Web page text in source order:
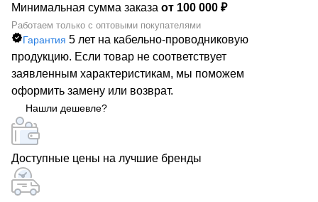
сертификаты соответствия Госстандарта. География
работы охватывает всю Россию: от Санкт-Петербурга и
Москвы до Хабаровска. РОСКАБ сотрудничает с
крупнейшими отечественными производителями
кабелей, поэтому мы готовы организовать процесс
импортозамещения западной продукции. Заказывайте
силовой кабель ВБШвнг(А) 3х10+1х6 с доставкой по
всей России у кабельного дилера РОСКАБ.
Минимальная сумма заказа от 100 000 ₽
Работаем только с оптовыми покупателями
Гарантия 5 лет на кабельно-проводниковую
продукцию. Если товар не соответствует
заявленным характеристикам, мы поможем
оформить замену или возврат.
Нашли дешевле?
Доступные цены на лучшие бренды